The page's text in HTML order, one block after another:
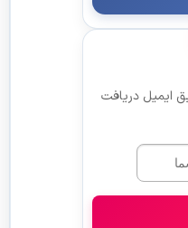
ایمیل دریافت